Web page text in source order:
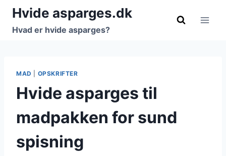
Fortsæt
indhold
Hvide asparges.dk
Hvad er hvide asparges?
MAD OPSKRIFTER
Hvide asparges til
madpakken for sund
spisning